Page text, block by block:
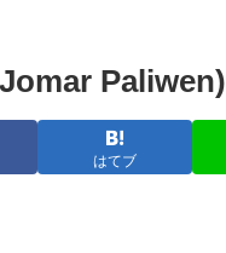
Paliwen)
はてブ